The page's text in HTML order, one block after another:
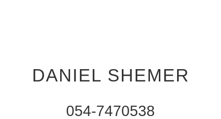
DANIEL SHEMER
054-7470538